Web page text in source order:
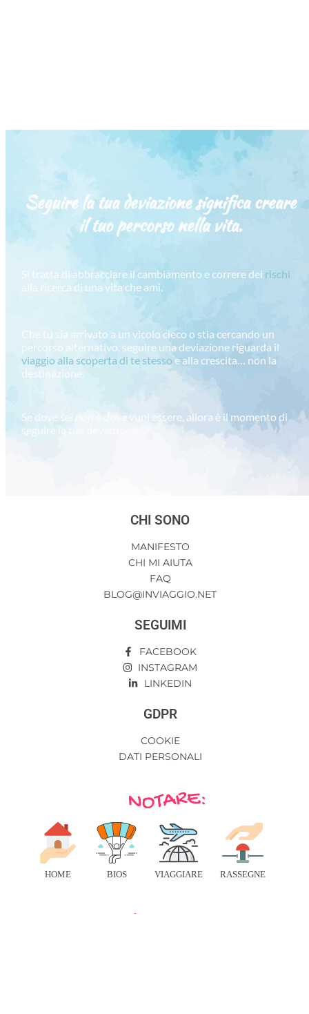
Seguire la tua deviazione significa creare
il tuo percorso nella vita.
Si tratta di abbracciare il cambiamento e correre dei rischi
alla ricerca di una vita che ami.
Che tu sia arrivato a un vicolo cieco o stia cercando un
percorso alternativo, seguire una deviazione riguarda il
viaggio alla scoperta di te stesso e alla crescita… non la
destinazione.
Se dove sei non è dove vuoi essere, allora è il momento di
seguire la tua deviazione…
CHI SONO
MANIFESTO
CHI MI AIUTA
FAQ
BLOG@INVIAGGIO.NET
SEGUIMI
FACEBOOK
INSTAGRAM
LINKEDIN
GDPR
COOKIE
DATI PERSONALI
HOME BIOS VIAGGIARE RASSEGNE